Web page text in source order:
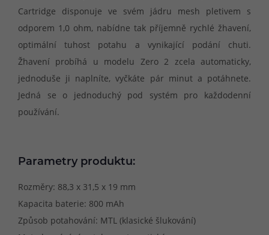
Cartridge disponuje ve svém jádru mesh pletivem s
odporem 1,0 ohm, nabídne tak příjemně rychlé žhavení,
optimální tuhost potahu a vynikající podání chuti.
Žhavení probíhá u modelu Zero 2 zcela automaticky,
jednoduše ji naplníte, vyčkáte pár minut a potáhnete.
Jedná se o jednoduchý pod systém pro každodenní
používání.
Parametry produktu:
Rozměry: 88,3 x 31,5 x 19 mm
Kapacita baterie: 800 mAh
Způsob potahování: MTL (klasické šlukování)